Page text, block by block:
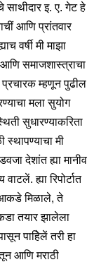
इ. ए. गेट हे
आणि प्रांतवार
वर्षी मी माझा
समाजशास्त्राचा
म्हणून पुढील
मला सुयोग
सुधारण्याकरिता
मी
देशांत ह्या मानीव
ह्या रिपोर्टात
आकडे मिळाले, ते
तयार झालेला
पाहिेलें तरी हा
आणि मराठी